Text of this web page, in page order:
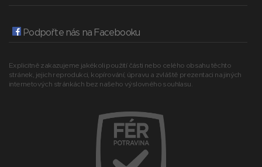
Podpořte nás na Facebooku
Explicitně zakazujeme jakékoli použití části nebo celého obsahu těchto
stránek, jejich reprodukci, kopírování, úpravu a zvláště prezentaci na jiných
internetových stránkách bez našeho výslovného souhlasu.